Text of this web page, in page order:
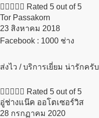
     Rated 5 out of 5
Tor Passakorn
23 สิงหาคม 2018​
Facebook : 1000 ช่าง
ส่งไว / บริการเยี่ยม น่ารักครับ
     Rated 5 out of 5
อู่ช่างแน๊ค ออโตเซอร์วิส
28 กรกฏาคม 2020​